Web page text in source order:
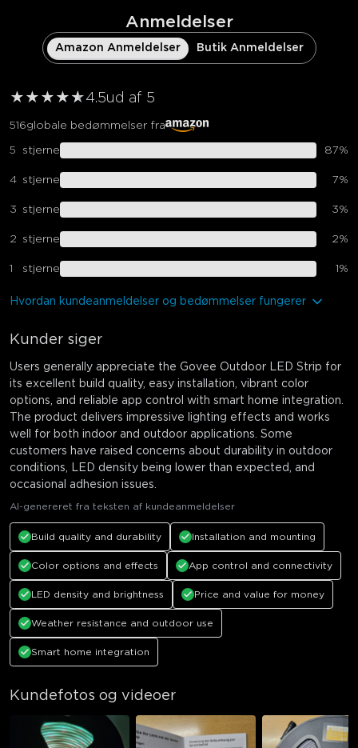
Anmeldelser
Amazon Anmeldelser Butik Anmeldelser
★ ★ ★ ★ ★
★4.5ud af 5
516globale bedømmelser fra
5 stjerne 87%
4 stjerne 7%
3 stjerne 3%
2 stjerne 2%
1 stjerne 1 %
Hvordan kundeanmeldelser og bedømmelser fungerer
Kunder siger
Users generally appreciate the Govee Outdoor LED Strip for
its excellent build quality, easy installation, vibrant color
options, and reliable app control with smart home integration.
The product delivers impressive lighting effects and works
well for both indoor and outdoor applications. Some
customers have raised concerns about durability in outdoor
conditions, LED density being lower than expected, and
occasional adhesion issues.
AI-genereret fra teksten af kundeanmeldelser
Build quality and durability Installation and mounting
Color options and effects App control and connectivity
LED density and brightness Price and value for money
Weather resistance and outdoor use
Smart home integration
Kundefotos og videoer